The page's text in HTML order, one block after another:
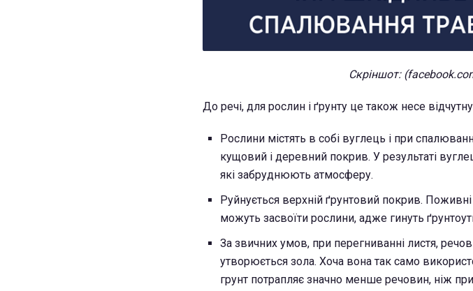
Скріншот:
До речі, для рослин і ґрунту це також несе
Рослини містять в собі вуглець і при
кущовий і деревний покрив. У результаті
які забруднюють атмосферу.
Руйнується верхній ґрунтовий покрив.
можуть засвоїти рослини, адже гинуть
За звичних умов, при перегниванні листя,
утворюється зола. Хоча вона так само
грунт потрапляє значно менше речовин, ніж